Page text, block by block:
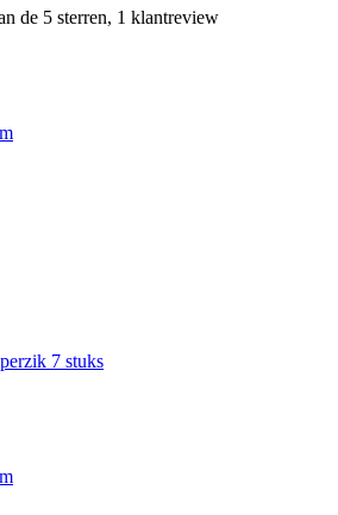
de 5 sterren, 1 klantreview
7 stuks